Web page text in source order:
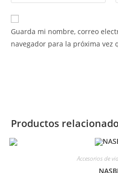
Guarda mi nombre, correo
navegador para la próxima vez
Productos
Accesorios de